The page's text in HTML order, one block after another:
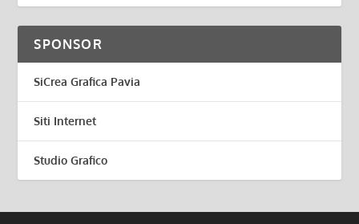
SPONSOR
SiCrea Grafica Pavia
Siti Internet
Studio Grafico